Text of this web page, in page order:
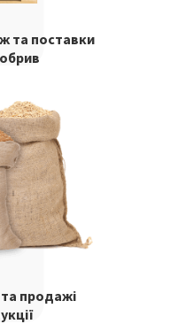
та поставки
та продажі